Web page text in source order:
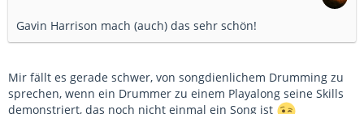
Gavin Harrison mach (auch) das sehr schön!
Mir fällt es gerade schwer, von songdienlichem Drumming zu
sprechen, wenn ein Drummer zu einem Playalong seine Skills
demonstriert, das noch nicht einmal ein Song ist